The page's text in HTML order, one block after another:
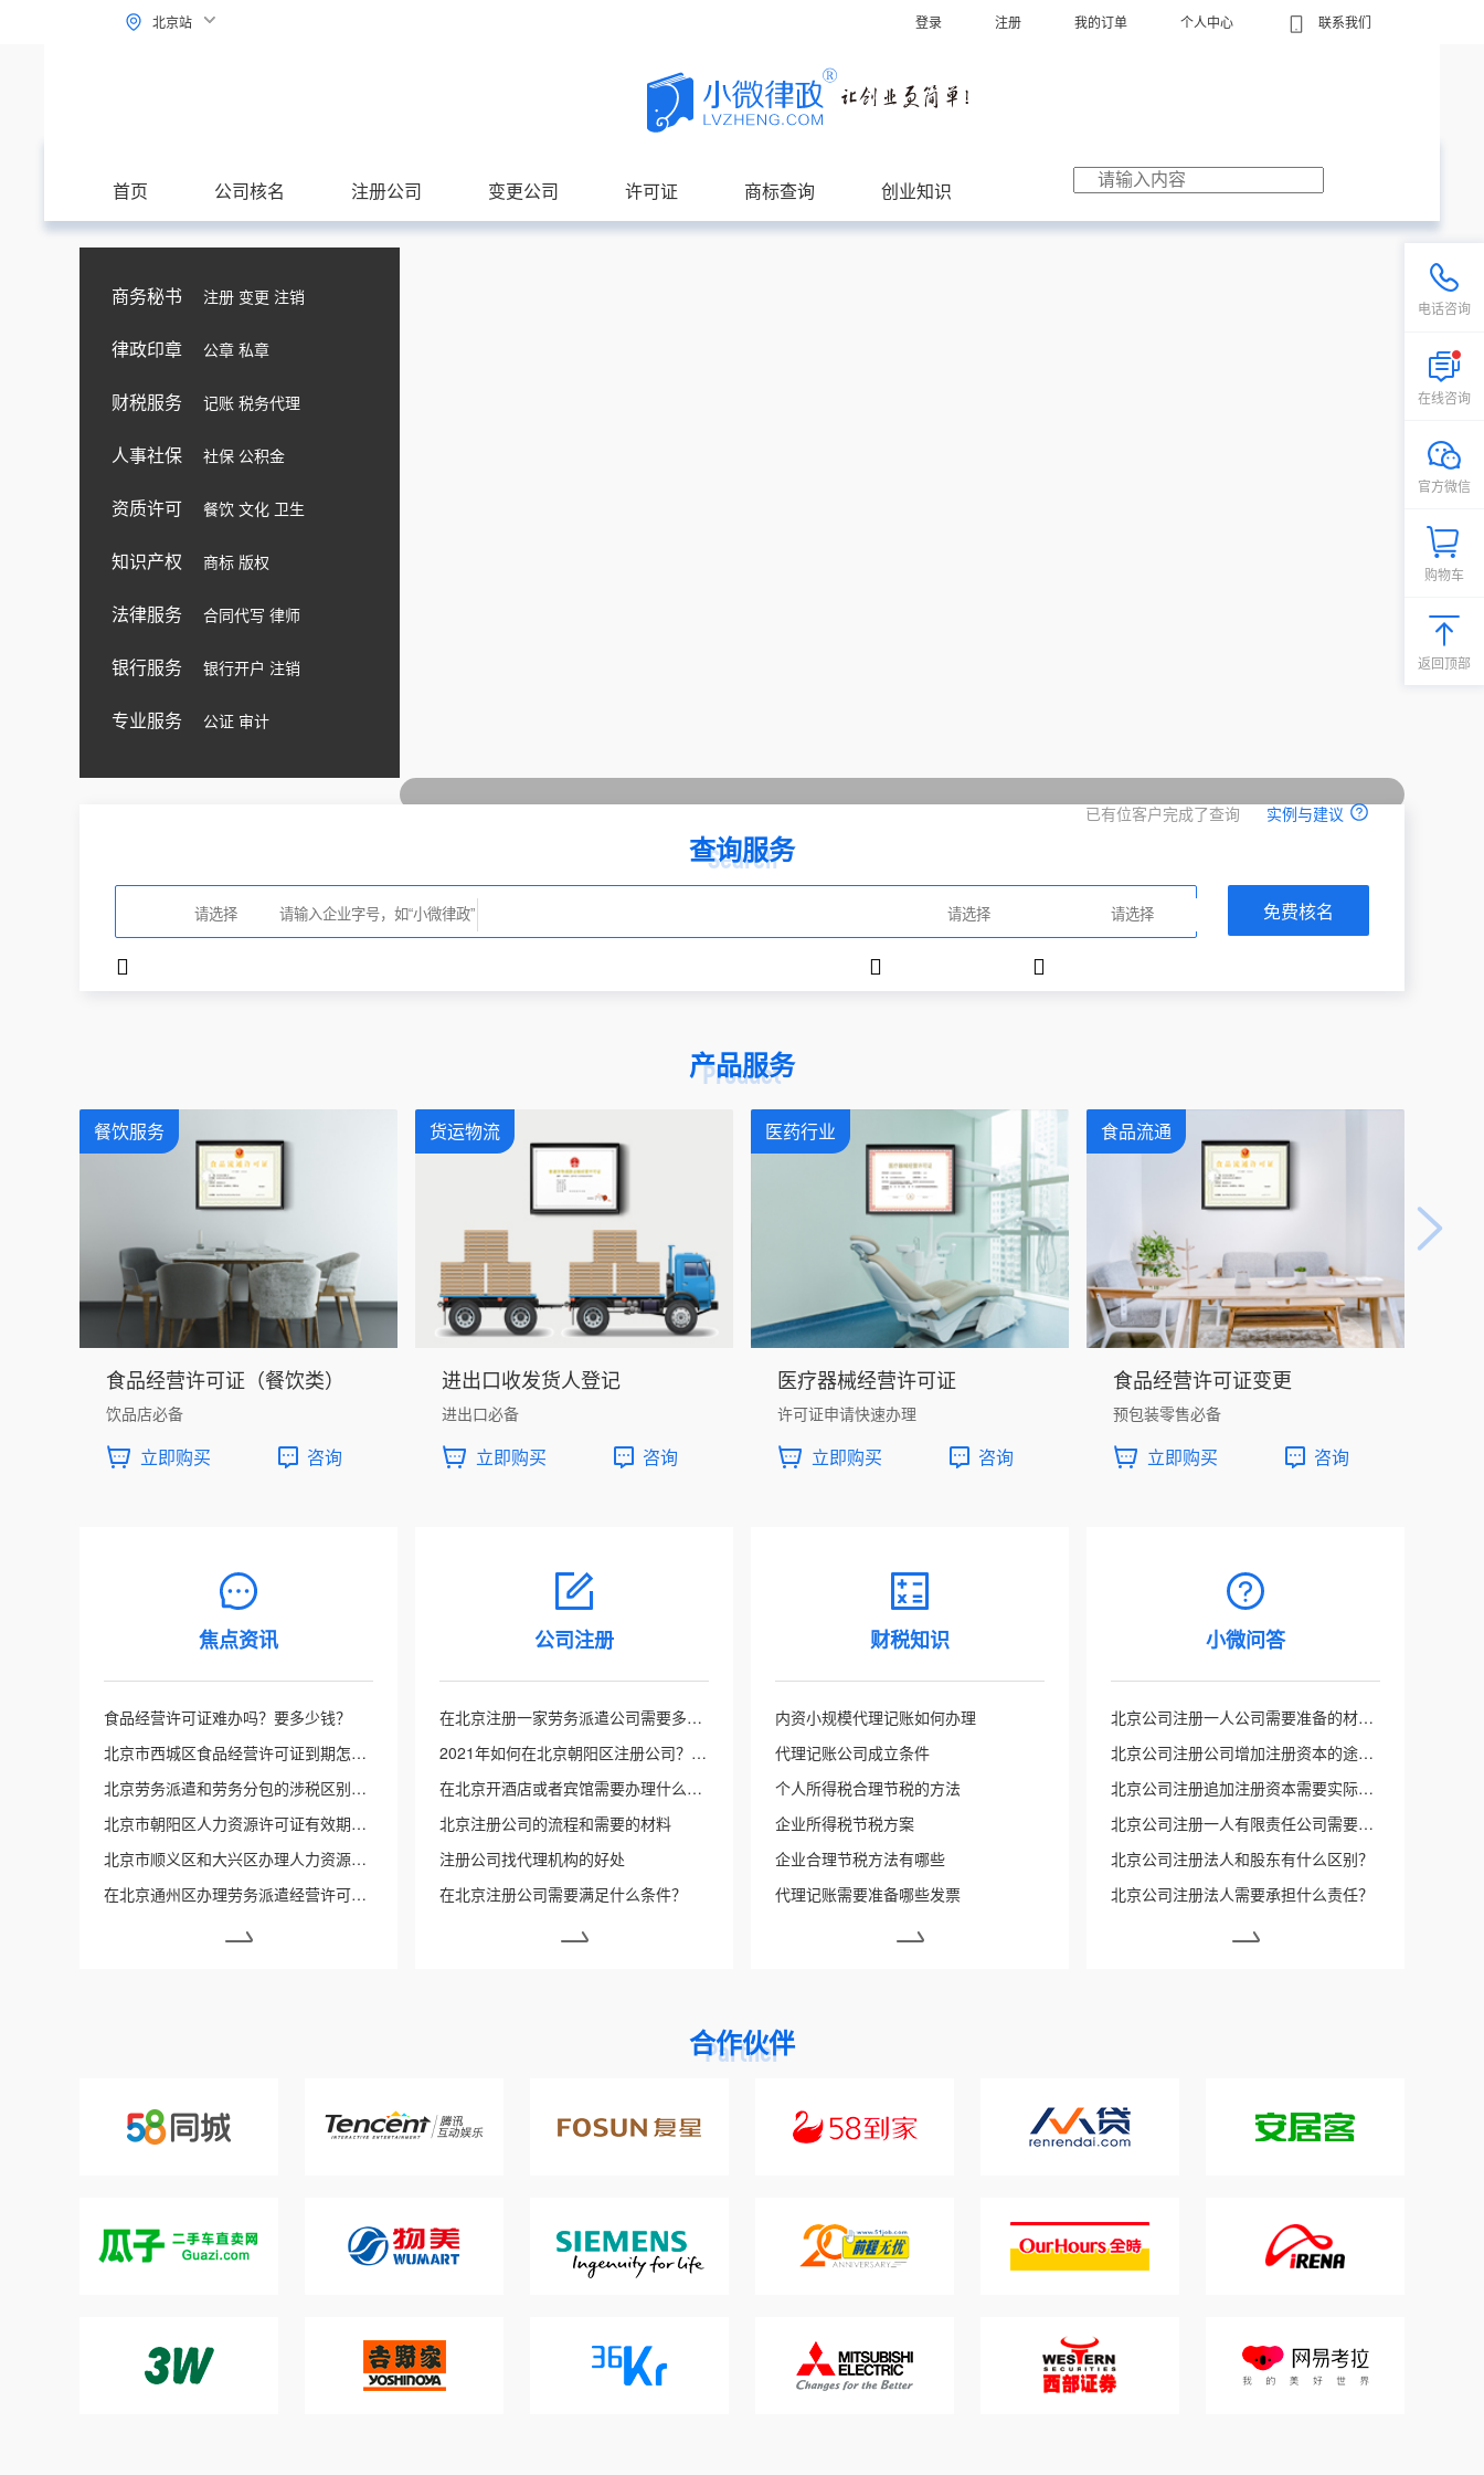
北京站 登录 注册 我的订单 个人中心 联系我们
首页 公司核名 注册公司 变更公司 许可证 商标查询 创业知识
商务秘书 注册 变更 注销
律政印章 公章 私章
财税服务 记账 税务代理
人事社保 社保 公积金
资质许可 餐饮 文化 卫生
知识产权 商标 版权
法律服务 合同代写 律师
银行服务 银行开户 注销
专业服务 公证 审计
查询服务
Search
已有位客户完成了查询 实例与建议
免费核名
产品服务
Product
餐饮服务
食品经营许可证（餐饮类）
饮品店必备
立即购买 咨询
货运物流
进出口收发货人登记
进出口必备
立即购买 咨询
医药行业
医疗器械经营许可证
许可证申请快速办理
立即购买 咨询
食品流通
食品经营许可证变更
预包装零售必备
立即购买 咨询
焦点资讯
食品经营许可证难办吗？要多少钱？
北京市西城区食品经营许可证到期怎么办？
北京劳务派遣和劳务分包的涉税区别有哪些？
北京市朝阳区人力资源许可证有效期是多久？
北京市顺义区和大兴区办理人力资源许可有什么不同？
在北京通州区办理劳务派遣经营许可证需要多久能办下来？条件流程是什么？
公司注册
在北京注册一家劳务派遣公司需要多少资金？
2021年如何在北京朝阳区注册公司？流程是什么？
在北京开酒店或者宾馆需要办理什么手续？要符合哪些条件呢？
北京注册公司的流程和需要的材料
注册公司找代理机构的好处
在北京注册公司需要满足什么条件？
财税知识
内资小规模代理记账如何办理
代理记账公司成立条件
个人所得税合理节税的方法
企业所得税节税方案
企业合理节税方法有哪些
代理记账需要准备哪些发票
小微问答
北京公司注册一人公司需要准备的材料有哪些？
北京公司注册公司增加注册资本的途径有哪些？
北京公司注册追加注册资本需要实际缴纳足额出资吗？
北京公司注册一人有限责任公司需要怎么样的出资？
北京公司注册法人和股东有什么区别？
北京公司注册法人需要承担什么责任？
合作伙伴
Partner
电话咨询
在线咨询
官方微信
购物车
返回顶部